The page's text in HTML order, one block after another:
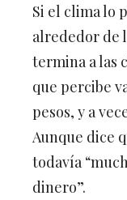
Si el clima lo
alrededor de
termina a las
que percibe
pesos, y a
Aunque dice
todavía
dinero”.